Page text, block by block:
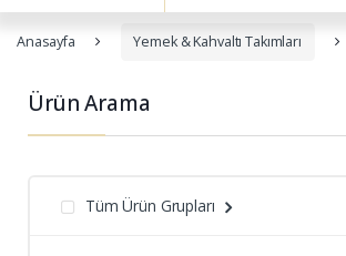
Anasayfa Yemek & Kahvaltı Takımları
Ürün Arama
Tüm Ürün Grupları